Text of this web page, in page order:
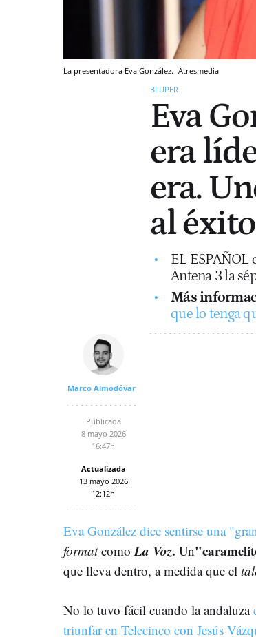
La presentadora Eva González. Atresmedia
BLUPER
Eva
era
era.
al
EL ESPAÑOL
Antena 3 la
Más
que lo tenga
Marco Almodóvar
Publicada
8 mayo 2026
16:47h
Actualizada
13 mayo 2026
12:12h
Eva González dice sentirse una
formatcomo La Voz. Un
que lleva dentro, a medida que el
No lo tuvo fácil cuando la andaluza
triunfar en Telecinco con Jesús